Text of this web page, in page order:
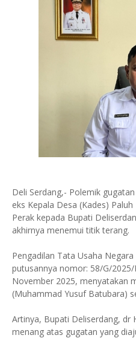
Deli Serdang,- Polemik
eks Kepala Desa (Kades)
Perak kepada Bupati
akhirnya menemui titik terang.
Pengadilan Tata Usaha
putusannya nomor: 58/G/
November 2025, menyatakan
(Muhammad Yusuf Batubara)
Artinya, Bupati Deliserdang, dr
menang atas gugatan yang